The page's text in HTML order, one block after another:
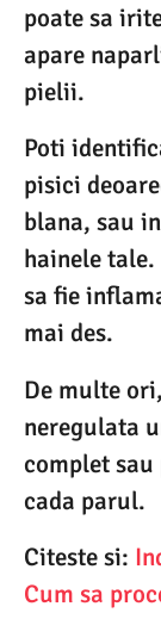
poate sa
apare
pielii.
Poti
pisici
blana, sau
hainele
sa fie
mai des.
De multe
neregulata
complet
cada parul.
Citeste si:
Cum sa